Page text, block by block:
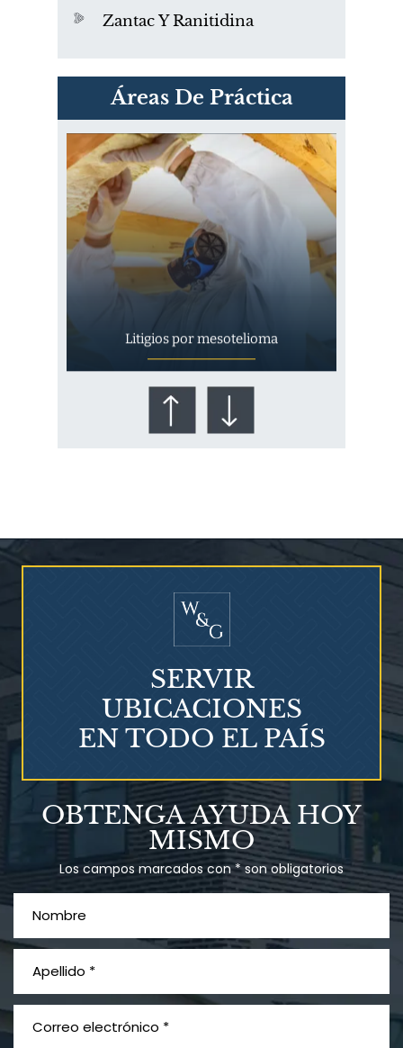
Zantac Y Ranitidina
Áreas De Práctica
PVC Cloruro de polivinilo
Exposición
Litigios por mesotelioma
¿Quién corre el riesgo de
Talco en polvo
Ovary cancer
OBTENGA AYUDA HOY
MISMO
Los campos marcados con * son obligatorios
SERVIR
UBICACIONES
EN TODO EL PAÍS